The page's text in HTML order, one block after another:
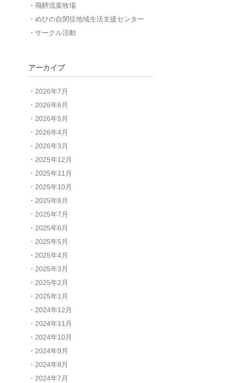
飛騨流葉牧場
めひの自閉症地域生活支援センター
サークル活動
アーカイブ
2026年7月
2026年6月
2026年5月
2026年4月
2026年3月
2025年12月
2025年11月
2025年10月
2025年8月
2025年7月
2025年6月
2025年5月
2025年4月
2025年3月
2025年2月
2025年1月
2024年12月
2024年11月
2024年10月
2024年9月
2024年8月
2024年7月